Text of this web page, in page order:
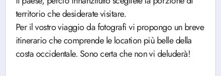
territorio che desiderate visitare.
Per il vostro viaggio da fotografi vi propongo un breve
itinerario che comprende le location più belle della
costa occidentale. Sono certa che non vi deluderà!